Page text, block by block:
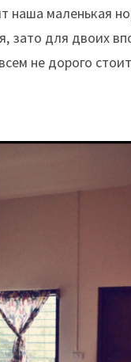
наша маленькая
зато для двоих
не дорого